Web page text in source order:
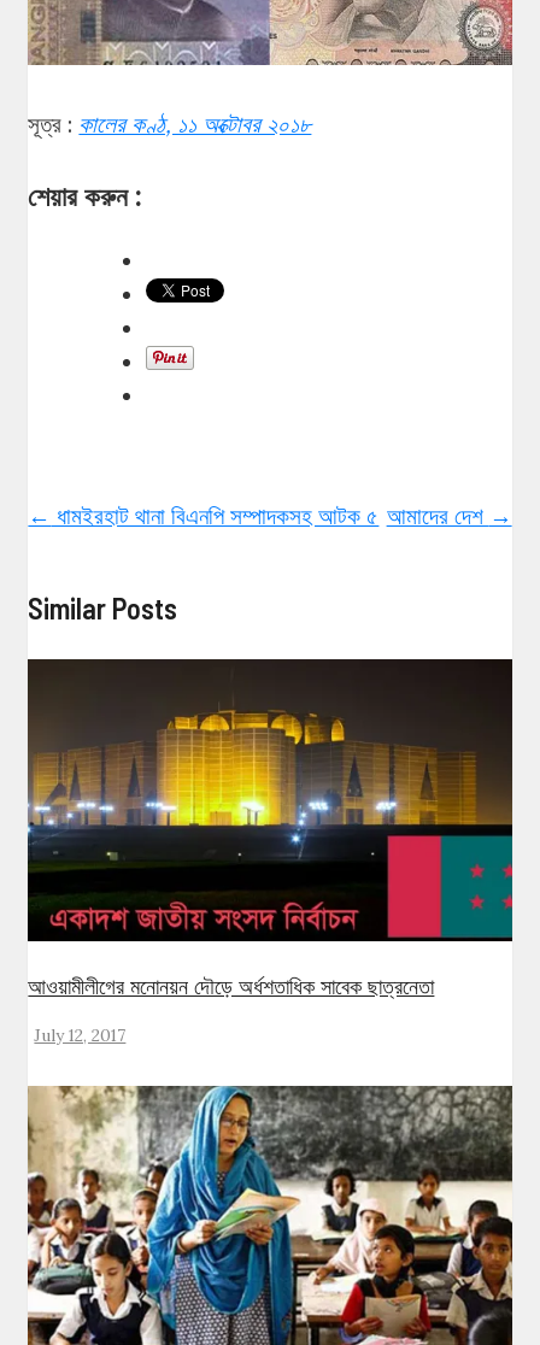
সূত্র : কালের কণ্ঠ, ১১ অক্টোবর ২০১৮
শেয়ার করুন :
← ধামইরহাট থানা বিএনপি সম্পাদকসহ আটক ৫ আমাদের দেশ →
Similar Posts
আওয়ামীলীগের মনোনয়ন দৌড়ে অর্ধশতাধিক সাবেক ছাত্রনেতা
July 12, 2017